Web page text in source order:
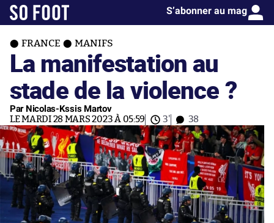
S’abonner au mag
FRANCE MANIFS
La manifestation au
stade de la violence ?
Par Nicolas-Kssis Martov
LE MARDI 28 MARS 2023 À 05:59 3' 38